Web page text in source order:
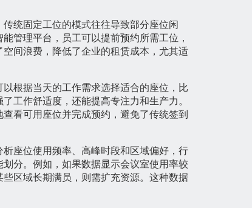
统固定工位的模式往往导致部分座位闲
管理平台，员工可以提前预约所需工位，
间浪费，降低了企业的租赁成本，尤其适
根据当天的工作需求选择适合的座位，比
工作舒适度，还能提高专注力和生产力。
看可用座位并完成预约，避免了传统签到
座位使用频率、高峰时段和区域偏好，行
分。例如，如果数据显示会议室使用率较
区域长期满员，则需扩充资源。这种数据